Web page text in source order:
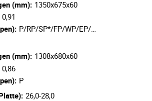
(mm): 1350x675x60
0,91
P/RP/SP*/FP/WP/EP/…
(mm): 1308x680x60
0,86
P
26,0-28,0